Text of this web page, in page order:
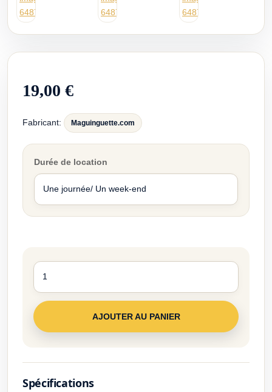
19,00 €
Fabricant: Maguinguette.com
Durée de location
AJOUTER AU PANIER
Spécifications